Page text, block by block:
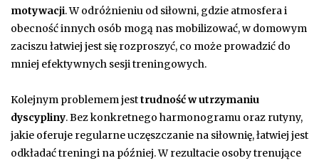
motywacji. W odróżnieniu od siłowni, gdzie atmosfera i
obecność innych osób mogą nas mobilizować, w domowym
zaciszu łatwiej jest się rozproszyć, co może prowadzić do
mniej efektywnych sesji treningowych.
Kolejnym problemem jesttrudność w utrzymaniu
dyscypliny. Bez konkretnego harmonogramu oraz rutyny,
jakie oferuje regularne uczęszczanie na siłownię, łatwiej jest
odkładać treningi na później. W rezultacie osoby trenujące